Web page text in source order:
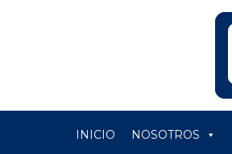
INICIO NOSOTROS